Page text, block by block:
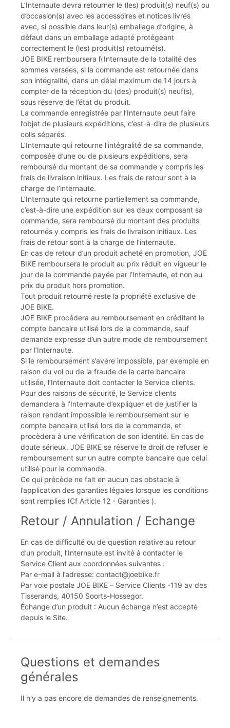
L’Internaute devra retourner le (les) produit(s) neuf(s) ou
d’occasion(s) avec les accessoires et notices livrés
avec, si possible dans leur(s) emballage d’origine, à
défaut dans un emballage adapté protégeant
correctement le (les) produit(s) retourné(s).
JOE BIKE remboursera l\'Internaute de la totalité des
sommes versées, si la commande est retournée dans
son intégralité, dans un délai maximum de 14 jours à
compter de la réception du (des) produit(s) neuf(s),
sous réserve de l’état du produit.
La commande enregistrée par l’Internaute peut faire
l’objet de plusieurs expéditions, c’est-à-dire de plusieurs
colis séparés.
L’Internaute qui retourne l’intégralité de sa commande,
composée d’une ou de plusieurs expéditions, sera
remboursé du montant de sa commande y compris les
frais de livraison initiaux. Les frais de retour sont à la
charge de l’internaute.
L’Internaute qui retourne partiellement sa commande,
c’est-à-dire une expédition sur les deux composant sa
commande, sera remboursé du montant des produits
retournés y compris les frais de livraison initiaux. Les
frais de retour sont à la charge de l’internaute.
En cas de retour d’un produit acheté en promotion, JOE
BIKE remboursera le produit au prix réduit en vigueur le
jour de la commande payée par l’Internaute, et non au
prix du produit hors promotion.
Tout produit retourné reste la propriété exclusive de
JOE BIKE.
JOE BIKE procédera au remboursement en créditant le
compte bancaire utilisé lors de la commande, sauf
demande expresse d’un autre mode de remboursement
par l’Internaute.
Si le remboursement s’avère impossible, par exemple en
raison du vol ou de la fraude de la carte bancaire
utilisée, l’Internaute doit contacter le Service clients.
Pour des raisons de sécurité, le Service clients
demandera à l’Internaute d’expliquer et de justifier la
raison rendant impossible le remboursement sur le
compte bancaire utilisé lors de la commande, et
procèdera à une vérification de son identité. En cas de
doute sérieux, JOE BIKE se réserve le droit de refuser le
remboursement sur un autre compte bancaire que celui
utilisé pour la commande.
Ce qui précède ne fait en aucun cas obstacle à
l’application des garanties légales lorsque les conditions
sont remplies (Cf Article 12 - Garanties ).
Retour / Annulation / Echange
En cas de difficulté ou de question relative au retour
d’un produit, l’Internaute est invité à contacter le
Service Client aux coordonnées suivantes :
Par e-mail à l’adresse: contact@joebike.fr
Par voie postale JOE BIKE – Service Clients -119 av des
Tisserands, 40150 Soorts-Hossegor.
Échange d’un produit : Aucun échange n’est accepté
depuis le Site.
Questions et demandes
générales
Il n'y a pas encore de demandes de renseignements.